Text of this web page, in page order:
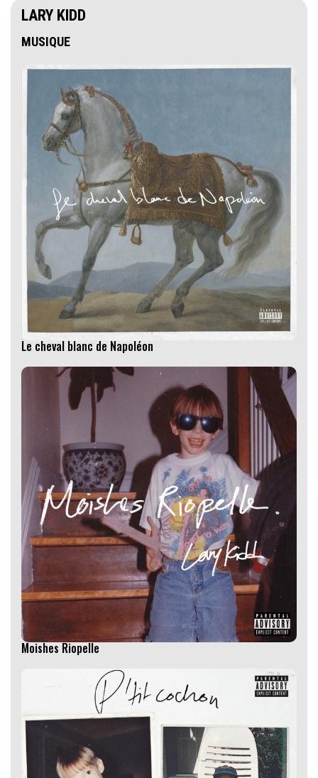
LARY KIDD
MUSIQUE
Le cheval blanc de Napoléon
Moishes Riopelle